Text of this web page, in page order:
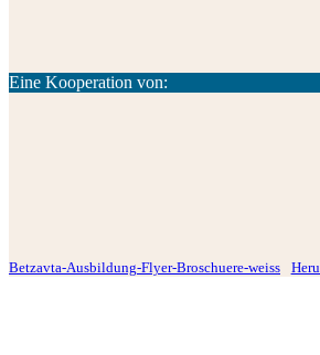
Eine Kooperation von:
Betzavta-Ausbildung-Flyer-Broschuere-weiss